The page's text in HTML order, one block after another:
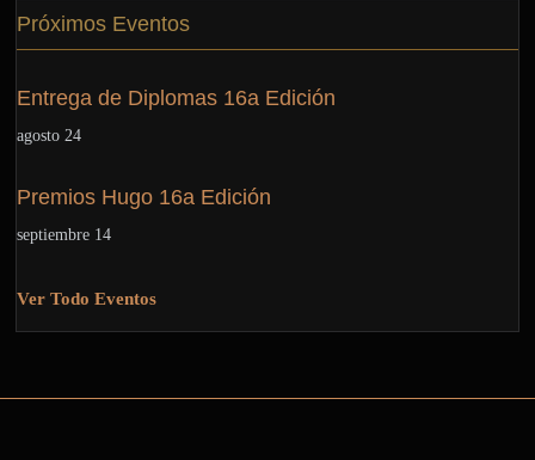
Próximos Eventos
Entrega de Diplomas 16a Edición
agosto 24
Premios Hugo 16a Edición
septiembre 14
Ver Todo Eventos